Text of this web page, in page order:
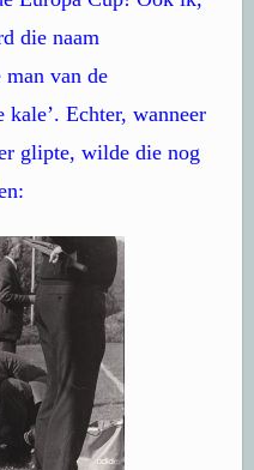
die naam
man van de
Echter, wanneer
glipte, wilde die nog